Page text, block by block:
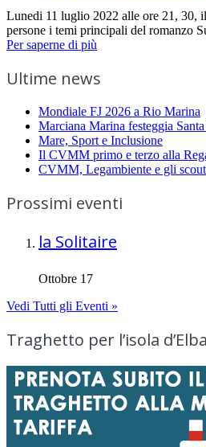
Lunedi 11 luglio 2022 alle ore 21, 30,
persone i temi principali del romanzo
Per saperne di più
Ultime news
Mondiale FJ 2026 a Rio Marina
Marciana Marina festeggia
Mare, Sport e Inclusione
Il CVMM primo e terzo alla
CVMM, Legambiente e gli
Prossimi eventi
la Solitaire
Ottobre 17
Vedi Tutti gli Eventi »
Traghetto per l’isola d’Elba